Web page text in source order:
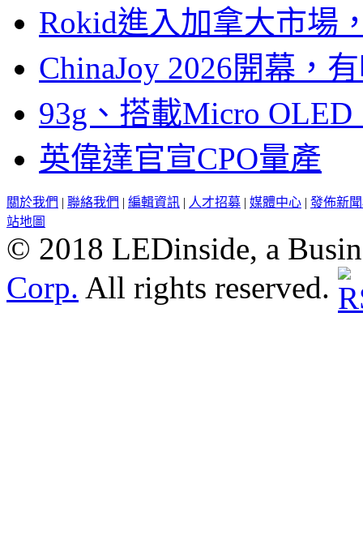
Rokid進入加拿大市場
ChinaJoy 2026開幕，
93g、搭載Micro
英偉達官宣CPO量產
關於我們 | 聯絡我們 | 編輯資訊 | 人才招募 | 媒體中心 | 發佈新
站地圖
© 2018 LEDinside, a
Corp. All rights reserved.